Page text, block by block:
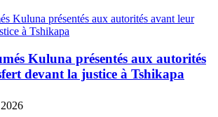
Kuluna présentés aux autorités
devant la justice à Tshikapa